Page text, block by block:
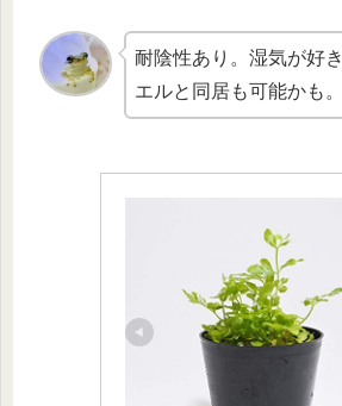
耐陰性あり。湿気が好
エルと同居も可能かも。